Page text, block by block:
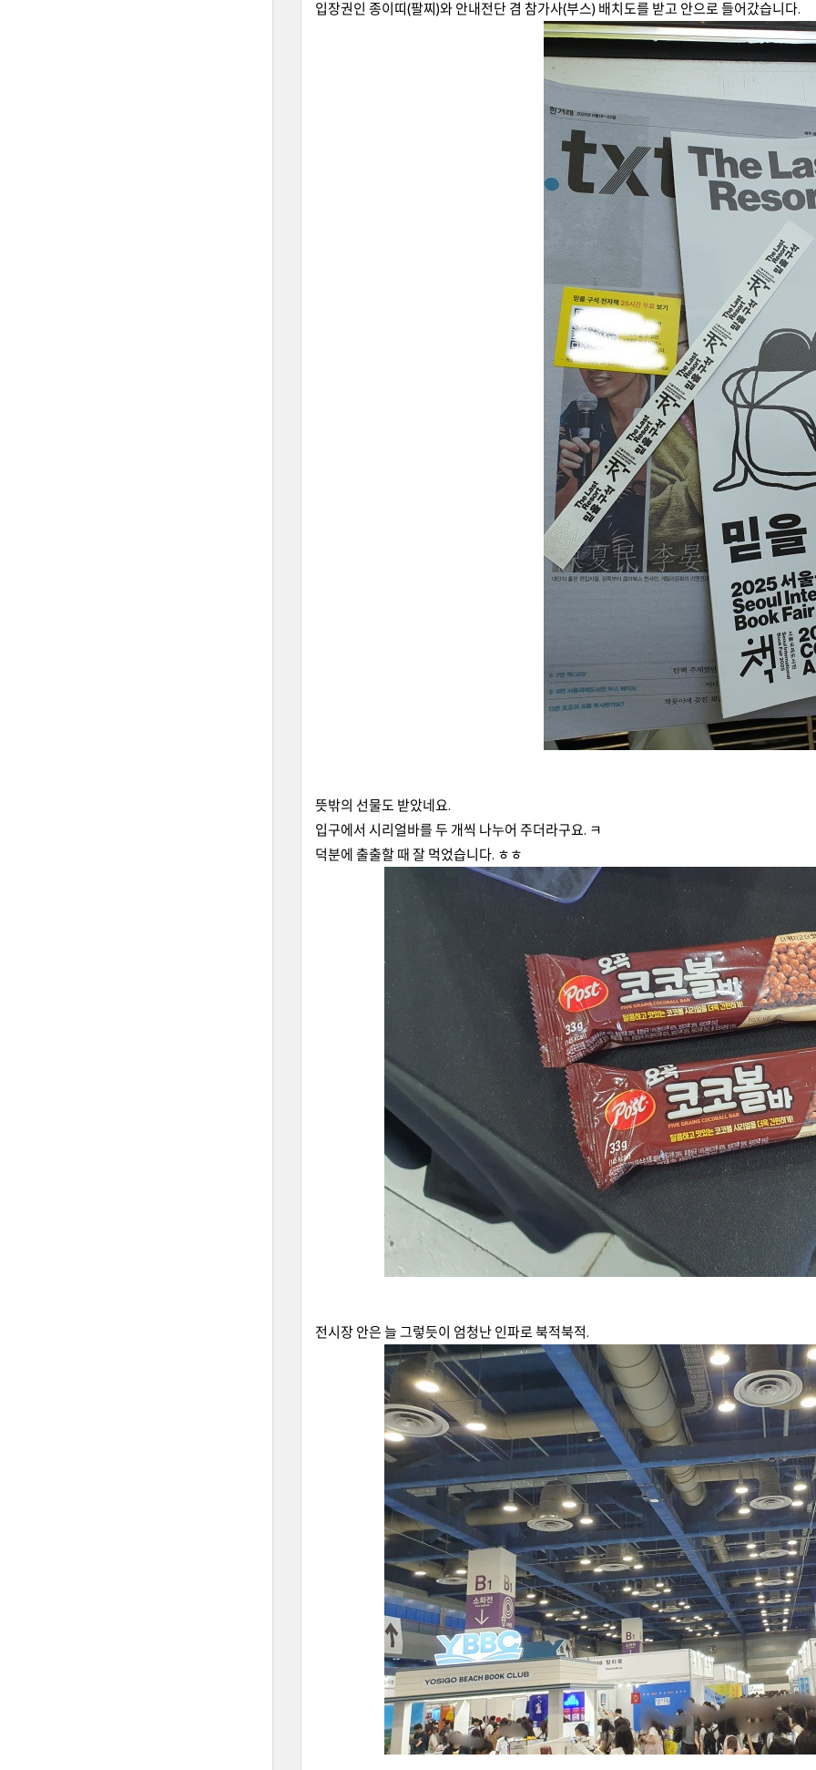
입장권인 종이띠(팔찌)와 안내전단 겸 참가사(부스) 배치도를 받고 안으로 들어갔습니다.
뜻밖의 선물도 받았네요.
입구에서 시리얼바를 두 개씩 나누어 주더라구요. ㅋ
덕분에 출출할 때 잘 먹었습니다. ㅎㅎ
전시장 안은 늘 그렇듯이 엄청난 인파로 북적북적.